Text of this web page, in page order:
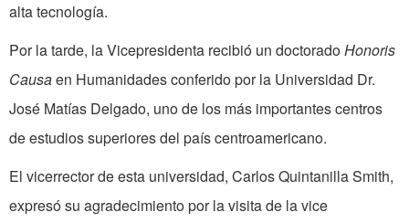
alta tecnología.
Por la tarde, la Vicepresidenta recibió un doctoradoHonoris
Causaen Humanidades conferido por la Universidad Dr.
José Matías Delgado, uno de los más importantes centros
de estudios superiores del país centroamericano.
El vicerrector de esta universidad, Carlos Quintanilla Smith,
expresó su agradecimiento por la visita de la vice